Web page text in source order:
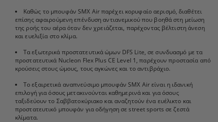
Καθώς το μπουφάν SMX Air παρέχει κορυφαίο αερισμό, διαθέτει
επίσης αφαιρούμενη επένδυση αντιανεμικού που βοηθά στη μείωση
της ροής του αέρα όταν δεν χρειάζεται, παρέχοντας βέλτιστη άνεση
και ευελιξία στο κλίμα.
Τα εξωτερικά προστατευτικά ώμων DFS Lite, σε συνδυασμό με τα
προστατευτικά Nucleon Flex Plus CE Level 1, παρέχουν προστασία από
κρούσεις στους ώμους, τους αγκώνες και το αντιβράχιο.
Το εξαιρετικά αναπνεύσιμο μπουφάν SMX Air είναι η ιδανική
επιλογή για όσους μετακινούνται καθημερινά και για όσους
ταξιδεύουν το Σαββατοκύριακο και αναζητούν ένα ευέλικτο και
προστατευτικό μπουφάν για οδήγηση σε street sports σε ζεστά
κλίματα.